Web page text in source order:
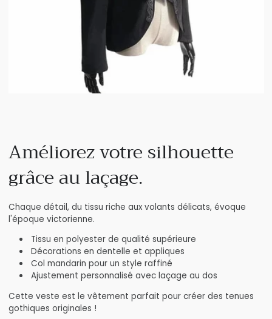
Améliorez votre silhouette
grâce au laçage.
Chaque détail, du tissu riche aux volants délicats, évoque
l'époque victorienne.
Tissu en polyester de qualité supérieure
Décorations en dentelle et appliques
Col mandarin pour un style raffiné
Ajustement personnalisé avec laçage au dos
Cette veste est le vêtement parfait pour créer des tenues
gothiques originales !